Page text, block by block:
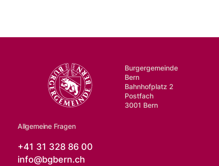
Burgergemeinde
Bern
Bahnhofplatz 2
Postfach
3001 Bern
Allgemeine Fragen
+41 31 328 86 00
info@bgbern.ch